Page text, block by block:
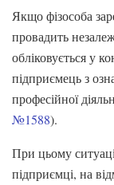
Якщо фізособа
провадить
обліковується у
підприємець з
професійної
№1588).
При цьому
підприємці, на